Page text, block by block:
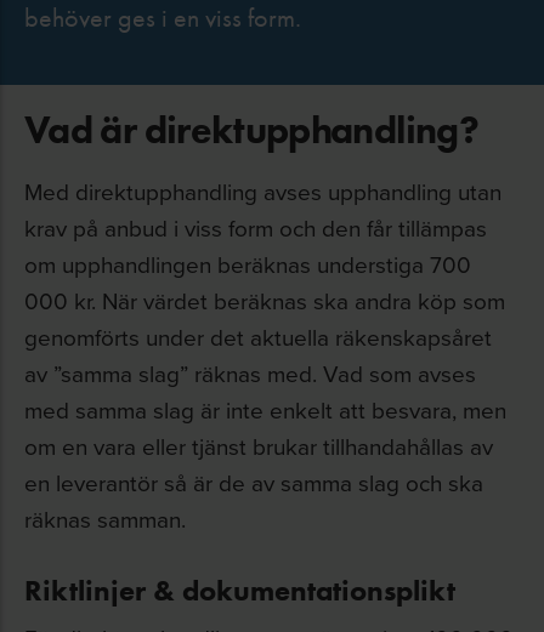
behöver ges i en viss form.
Vad är direktupphandling?
Med direktupphandling avses upphandling utan
krav på anbud i viss form och den får tillämpas
om upphandlingen beräknas understiga 700
000 kr. När värdet beräknas ska andra köp som
genomförts under det aktuella räkenskapsåret
av ”samma slag” räknas med. Vad som avses
med samma slag är inte enkelt att besvara, men
om en vara eller tjänst brukar tillhandahållas av
en leverantör så är de av samma slag och ska
räknas samman.
Riktlinjer & dokumentationsplikt